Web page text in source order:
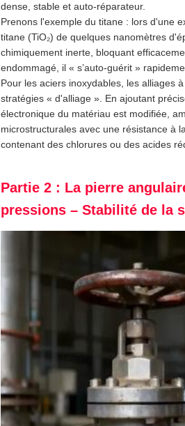
dense, stable et auto-réparateur.
Prenons l'exemple du titane : lors d'une
titane (TiO₂) de quelques nanomètres
chimiquement inerte, bloquant
endommagé, il « s’auto-guérit »
Pour les aciers inoxydables, les alliages
stratégies « d'alliage ». En ajoutant
électronique du matériau est modifiée,
microstructurales avec une résistance à
contenant des chlorures ou des acides
Partie 2 : La pierre
pressions – Stabilité de la